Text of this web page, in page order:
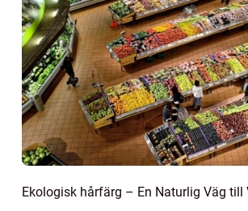
Ekologisk hårfärg – En Naturlig Väg till